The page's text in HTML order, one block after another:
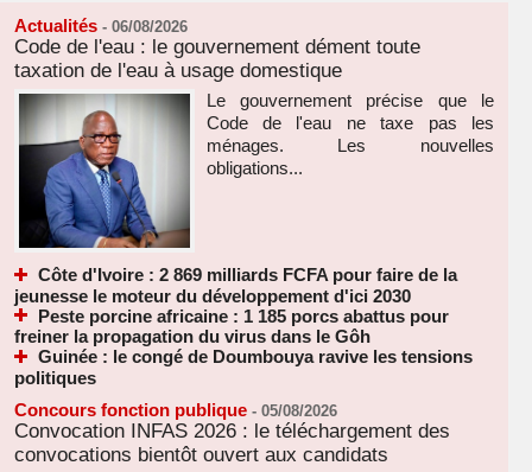
Actualités - 06/08/2026
Code de l'eau : le gouvernement dément toute
taxation de l'eau à usage domestique
Le gouvernement précise que le
Code de l'eau ne taxe pas les
ménages. Les nouvelles
obligations...
Côte d'Ivoire : 2 869 milliards FCFA pour faire de la
jeunesse le moteur du développement d'ici 2030
Peste porcine africaine : 1 185 porcs abattus pour
freiner la propagation du virus dans le Gôh
Guinée : le congé de Doumbouya ravive les tensions
politiques
Concours fonction publique - 05/08/2026
Convocation INFAS 2026 : le téléchargement des
convocations bientôt ouvert aux candidats